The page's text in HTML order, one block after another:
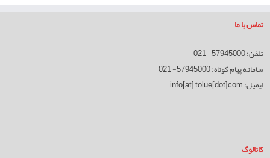
تماس با ما
تلفن: 57945000- 021
سامانه پیام کوتاه: 57945000- 021
ایمیل:info[at] tolue[dot]com
کاتالوگ